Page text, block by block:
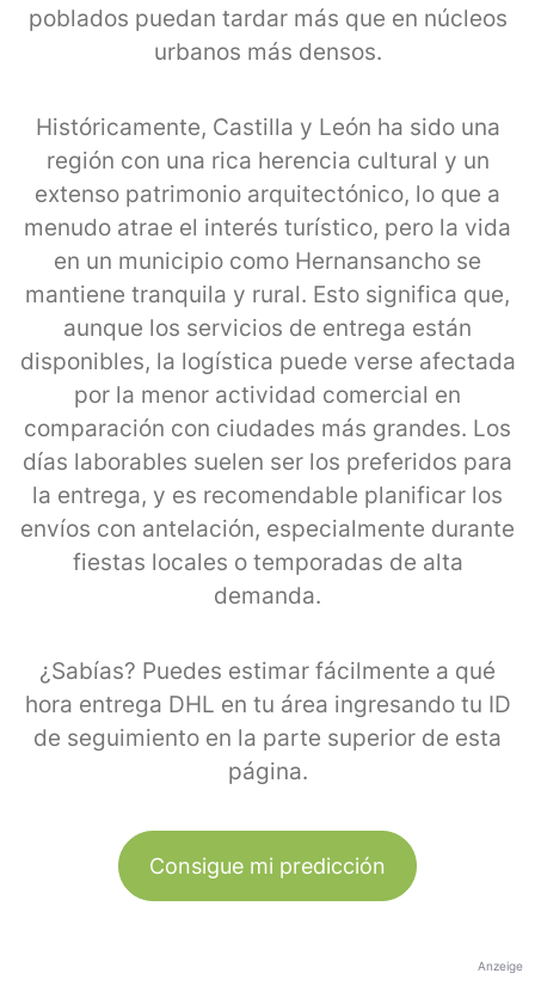
poblados puedan tardar más que en núcleos
urbanos más densos.
Históricamente, Castilla y León ha sido una
región con una rica herencia cultural y un
extenso patrimonio arquitectónico, lo que a
menudo atrae el interés turístico, pero la vida
en un municipio como Hernansancho se
mantiene tranquila y rural. Esto significa que,
aunque los servicios de entrega están
disponibles, la logística puede verse afectada
por la menor actividad comercial en
comparación con ciudades más grandes. Los
días laborables suelen ser los preferidos para
la entrega, y es recomendable planificar los
envíos con antelación, especialmente durante
fiestas locales o temporadas de alta
demanda.
¿Sabías? Puedes estimar fácilmente a qué
hora entrega DHL en tu área ingresando tu ID
de seguimiento en la parte superior de esta
página.
Consigue mi predicción
Anzeige